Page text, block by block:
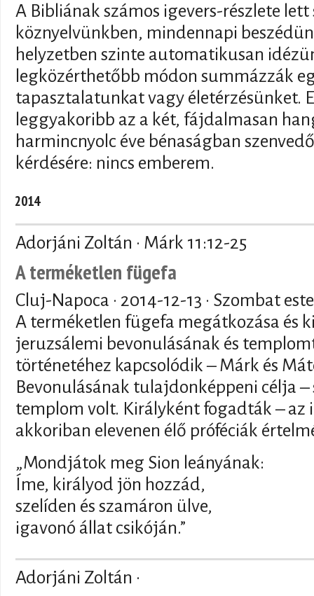
A Bibliának számos igevers-részlete lett
köznyelvünkben, mindennapi
helyzetben szinte automatikusan
legközérthetőbb módon summázzák
tapasztalatunkat vagy életérzésünket.
leggyakoribb az a két, fájdalmasan
harmincnyolc éve bénaságban
kérdésére: nincs emberem.
2014
Adorjáni Zoltán · Márk 11:12-25
A terméketlen fügefa
Cluj-Napoca · 2014-12-13 · Szombat este
A terméketlen fügefa megátkozása és
jeruzsálemi bevonulásának és
történetéhez kapcsolódik – Márk és
Bevonulásának tulajdonképpeni célja –
templom volt. Királyként fogadták – az
akkoriban elevenen élő próféciák
„Mondjátok meg Sion leányának:
Íme, királyod jön hozzád,
szelíden és szamáron ülve,
igavonó állat csikóján.”
Adorjáni Zoltán ·